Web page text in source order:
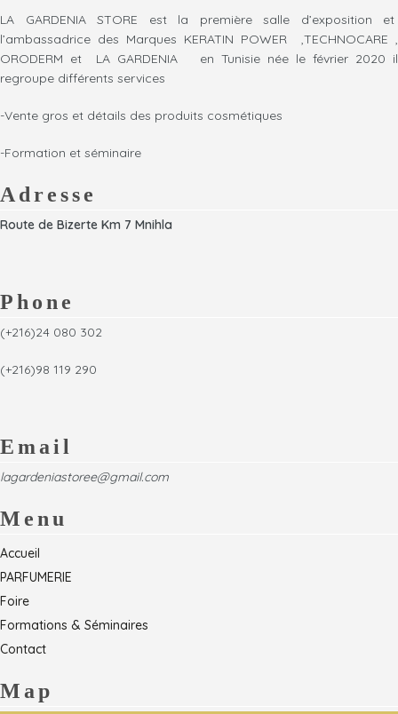
LA GARDENIA STORE est la première salle d’exposition et
l’ambassadrice des Marques KERATIN POWER ,TECHNOCARE ,
ORODERM et LA GARDENIA en Tunisie née le février 2020 il
regroupe différents services
-Vente gros et détails des produits cosmétiques
-Formation et séminaire
Adresse
Route de Bizerte Km 7 Mnihla
Phone
(+216)24 080 302
(+216)98 119 290
Email
lagardeniastoree@gmail.com
Menu
Accueil
PARFUMERIE
Foire
Formations & Séminaires
Contact
Map